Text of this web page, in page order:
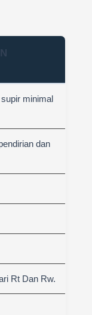
minimal
dan
Rt Dan Rw.